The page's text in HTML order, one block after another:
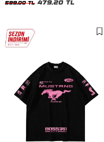
Tshirt
599,00 TL 479,20 TL